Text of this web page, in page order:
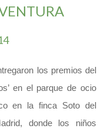
los premios del
en el parque de ocio
en la finca Soto del
donde los niños